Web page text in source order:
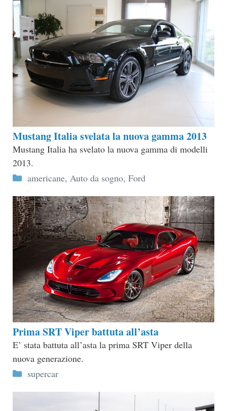
Mustang Italia svelata la nuova gamma 2013
Mustang Italia ha svelato la nuova gamma di modelli
2013.
Categorie
americane, Auto da sogno, Ford
Prima SRT Viper battuta all’asta
E’ stata battuta all’asta la prima SRT Viper della
nuova generazione.
Categorie
supercar